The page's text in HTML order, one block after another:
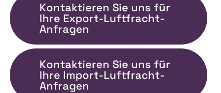
Kontaktieren Sie uns für
Ihre Export-Luftfracht-
Anfragen
Kontaktieren Sie uns für
Ihre Import-Luftfracht-
Anfragen